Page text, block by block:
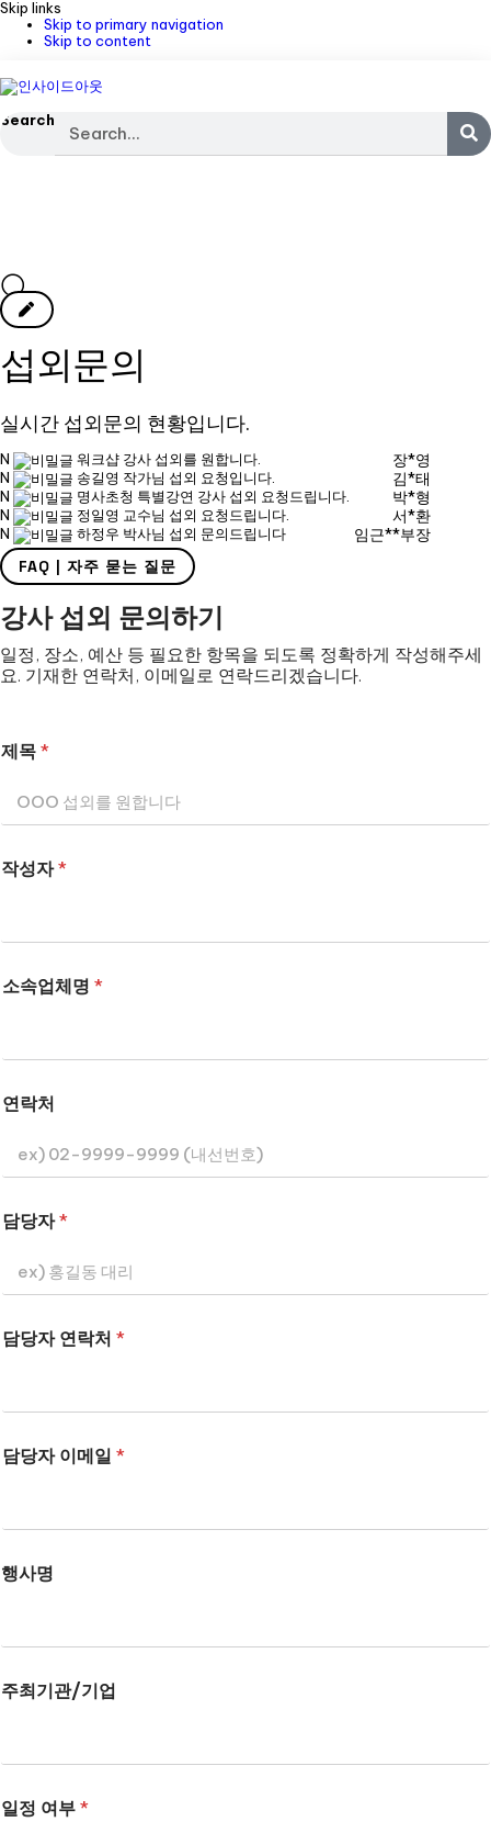
Skip links
Skip to primary navigation
Skip to content
Search
섭외문의
실시간 섭외문의 현황입니다.
N 워크샵 강사 섭외를 원합니다. 장*영
N 송길영 작가님 섭외 요청입니다. 김*태
N 명사초청 특별강연 강사 섭외 요청드립니다. 박*형
N 정일영 교수님 섭외 요청드립니다. 서*환
N 하정우 박사님 섭외 문의드립니다
임근**부장
FAQ | 자주 묻는 질문
강사 섭외 문의하기
일정, 장소, 예산 등 필요한 항목을 되도록 정확하게 작성해주세
요. 기재한 연락처, 이메일로 연락드리겠습니다.
제목 *
작성자*
소속업체명 *
연락처
담당자*
담당자 연락처 *
담당자 이메일 *
행사명
주최기관/기업
일정 여부 *